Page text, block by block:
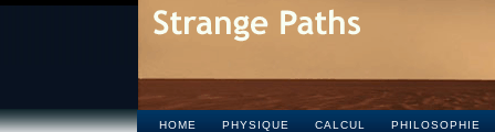
HOME PHYSIQUE CALCUL PHILOSOPHIE